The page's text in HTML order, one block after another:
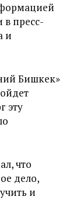
пресс-
и
Бишкек»
эту
что
дело,
и